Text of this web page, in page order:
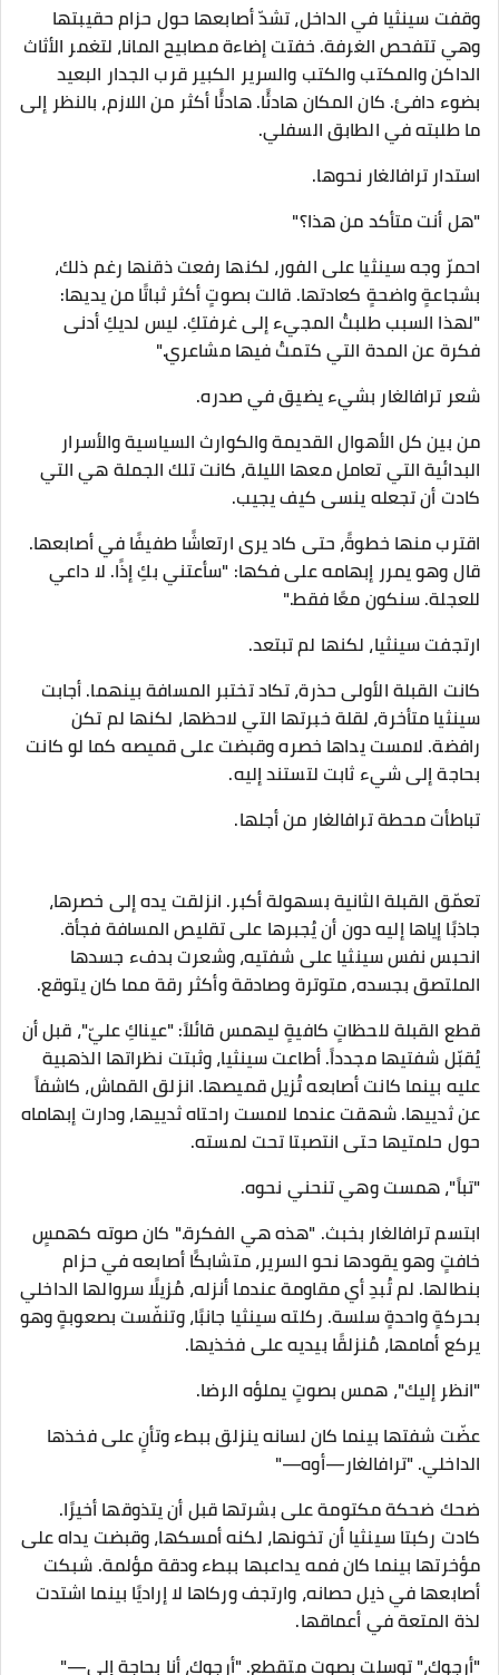
وقفت سينثيا في الداخل، تشدّ أصابعها حول حزام حقيبتها
وهي تتفحص الغرفة. خفتت إضاءة مصابيح المانا، لتغمر الأثاث
الداكن والمكتب والكتب والسرير الكبير قرب الجدار البعيد
بضوء دافئ. كان المكان هادئًا. هادئًا أكثر من اللازم، بالنظر إلى
ما طلبته في الطابق السفلي.
استدار ترافالغار نحوها.
"هل أنت متأكد من هذا؟"
احمرّ وجه سينثيا على الفور، لكنها رفعت ذقنها رغم ذلك،
بشجاعةٍ واضحةٍ كعادتها. قالت بصوتٍ أكثر ثباتًا من يديها:
"لهذا السبب طلبتُ المجيء إلى غرفتكِ. ليس لديكِ أدنى
فكرة عن المدة التي كتمتُ فيها مشاعري."
شعر ترافالغار بشيء يضيق في صدره.
من بين كل الأهوال القديمة والكوارث السياسية والأسرار
البدائية التي تعامل معها الليلة، كانت تلك الجملة هي التي
كادت أن تجعله ينسى كيف يجيب.
اقترب منها خطوةً، حتى كاد يرى ارتعاشًا طفيفًا في أصابعها.
قال وهو يمرر إبهامه على فكها: "سأعتني بكِ إذًا. لا داعي
للعجلة. سنكون معًا فقط."
ارتجفت سينثيا، لكنها لم تبتعد.
كانت القبلة الأولى حذرة، تكاد تختبر المسافة بينهما. أجابت
سينثيا متأخرة، لقلة خبرتها التي لاحظها، لكنها لم تكن
رافضة. لامست يداها خصره وقبضت على قميصه كما لو كانت
بحاجة إلى شيء ثابت لتستند إليه.
تباطأت محطة ترافالغار من أجلها.
تعمّق القبلة الثانية بسهولة أكبر. انزلقت يده إلى خصرها،
جاذبًا إياها إليه دون أن يُجبرها على تقليص المسافة فجأة.
انحبس نفس سينثيا على شفتيه، وشعرت بدفء جسدها
الملتصق بجسده، متوترة وصادقة وأكثر رقة مما كان يتوقع.
قطع القبلة للحظاتٍ كافيةٍ ليهمس قائلاً: "عيناكِ عليّ"، قبل أن
يُقبّل شفتيها مجدداً. أطاعت سينثيا، وثبتت نظراتها الذهبية
عليه بينما كانت أصابعه تُزيل قميصها. انزلق القماش، كاشفاً
عن ثدييها. شهقت عندما لامست راحتاه ثدييها، ودارت إبهاماه
حول حلمتيها حتى انتصبتا تحت لمسته.
"تباً"، همست وهي تنحني نحوه.
ابتسم ترافالغار بخبث. "هذه هي الفكرة." كان صوته كهمسٍ
خافتٍ وهو يقودها نحو السرير، متشابكًا أصابعه في حزام
بنطالها. لم تُبدِ أي مقاومة عندما أنزله، مُزيلًا سروالها الداخلي
بحركةٍ واحدةٍ سلسة. ركلته سينثيا جانبًا، وتنفّست بصعوبةٍ وهو
يركع أمامها، مُنزلقًا بيديه على فخذيها.
"انظر إليك"، همس بصوتٍ يملؤه الرضا.
عضّت شفتها بينما كان لسانه ينزلق ببطء وتأنٍ على فخذها
الداخلي. "ترافالغار—أوه—"
ضحك ضحكة مكتومة على بشرتها قبل أن يتذوقها أخيرًا.
كادت ركبتا سينثيا أن تخونها، لكنه أمسكها، وقبضت يداه على
مؤخرتها بينما كان فمه يداعبها ببطء ودقة مؤلمة. شبكت
أصابعها في ذيل حصانه، وارتجف وركاها لا إراديًا بينما اشتدت
لذة المتعة في أعماقها.
"أرجوكِ،" توسلت بصوتٍ متقطع. "أرجوكِ، أنا بحاجة إلى—"